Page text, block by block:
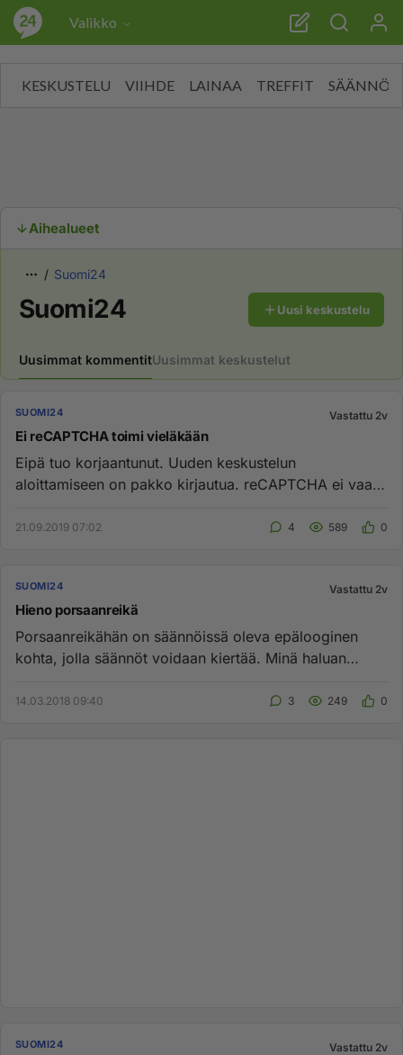
palautelomakkeen kautta."/>
Valikko
KESKUSTELU VIIHDE LAINAA TREFFIT SÄÄNNÖT
Aihealueet
Suomi24
Suomi24 Uusi keskustelu
Uusimmat kommentitUusimmat keskustelut
SUOMI24 Vastattu 2v
Ei reCAPTCHA toimi vieläkään
Eipä tuo korjaantunut. Uuden keskustelun
aloittamiseen on pakko kirjautua. reCAPTCHA ei vaan
21.09.2019 07:02 4 589 0
SUOMI24 Vastattu 2v
Hieno porsaanreikä
Porsaanreikähän on säännöissä oleva epälooginen
kohta, jolla säännöt voidaan kiertää. Minä haluan
14.03.2018 09:40 3 249 0
SUOMI24 Vastattu 2v